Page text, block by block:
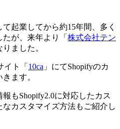
起業してから約15年間、多く
が、来年より「 株式会社テン
ました。
イト「 10ca 」にてShopifyのカ
ます。
もShopify2.0に対応したカス
カスタマイズ方法もご紹介し